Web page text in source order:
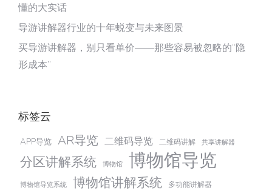
懂的大实话
导游讲解器行业的十年蜕变与未来图景
买导游讲解器，别只看单价——那些容易被忽略的“隐
形成本”
标签云
APP导览 AR导览 二维码导览 二维码讲解 共享讲解器
分区讲解系统 博物馆 博物馆导览
博物馆导览系统 博物馆讲解系统 多功能讲解器